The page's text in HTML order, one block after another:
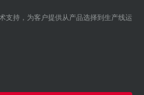
支持，为客户提供从产品选择到生产线运